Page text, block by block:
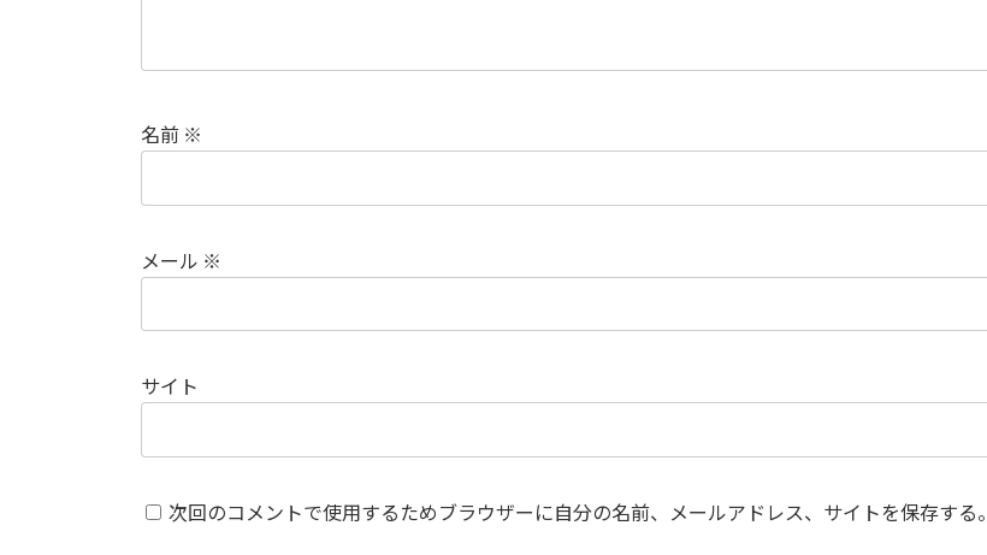
名前 ※
メール ※
サイト
次回のコメントで使用するためブラウザーに自分の名前、メールアドレス、サイトを保存する。